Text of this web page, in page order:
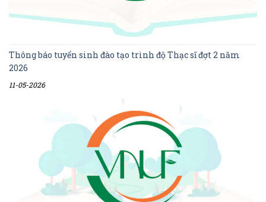
Thông báo tuyển sinh đào tạo trình độ Thạc sĩ đợt 2 năm
2026
11-05-2026